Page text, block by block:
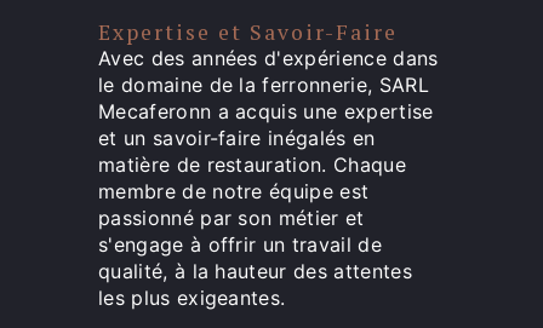
Expertise et Savoir-Faire
Avec des années d'expérience dans
le domaine de la ferronnerie, SARL
Mecaferonn a acquis une expertise
et un savoir-faire inégalés en
matière de restauration. Chaque
membre de notre équipe est
passionné par son métier et
s'engage à offrir un travail de
qualité, à la hauteur des attentes
les plus exigeantes.